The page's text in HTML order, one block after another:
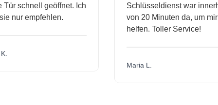
schnell geöffnet. Ich
nur empfehlen.
Schlüsseldienst war
von 20 Minuten da, um mir
helfen. Toller Service!
Maria L.